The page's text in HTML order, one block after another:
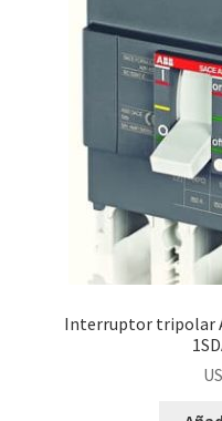
Interruptor tripolar